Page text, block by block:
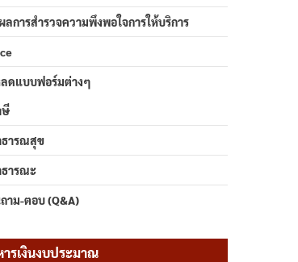
ลการสำรวจความพึงพอใจการให้บริการ
ดแบบฟอร์มต่างๆ
ษี
ธารณสุข
ธารณะ
าม-ตอบ (Q&A)
ารเงินงบประมาณ